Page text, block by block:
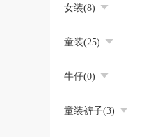
女装(8)
童装(25)
牛仔(0)
童装裤子(3)